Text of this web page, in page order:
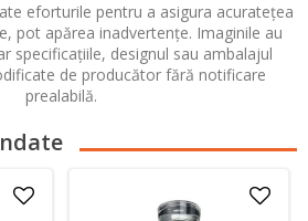
eforturile pentru a asigura acuratețea
pot apărea inadvertențe. Imaginile au
specificațiile, designul sau ambalajul
de producător fără notificare
prealabilă.